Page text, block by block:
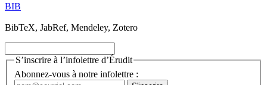
BIB
BibTeX, JabRef, Mendeley, Zotero
S’inscrire à l’infolettre d’Érudit
Abonnez-vous à notre infolettre :